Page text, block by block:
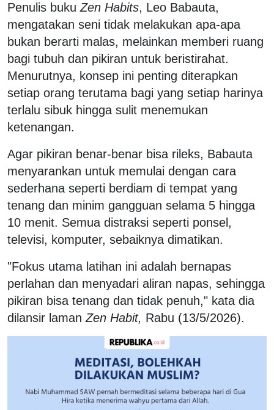
Penulis buku Zen Habits, Leo Babauta,
mengatakan seni tidak melakukan apa-apa
bukan berarti malas, melainkan memberi ruang
bagi tubuh dan pikiran untuk beristirahat.
Menurutnya, konsep ini penting diterapkan
setiap orang terutama bagi yang setiap harinya
terlalu sibuk hingga sulit menemukan
ketenangan.
Agar pikiran benar-benar bisa rileks, Babauta
menyarankan untuk memulai dengan cara
sederhana seperti berdiam di tempat yang
tenang dan minim gangguan selama 5 hingga
10 menit. Semua distraksi seperti ponsel,
televisi, komputer, sebaiknya dimatikan.
"Fokus utama latihan ini adalah bernapas
perlahan dan menyadari aliran napas, sehingga
pikiran bisa tenang dan tidak penuh," kata dia
dilansir laman Zen Habit, Rabu (13/5/2026).